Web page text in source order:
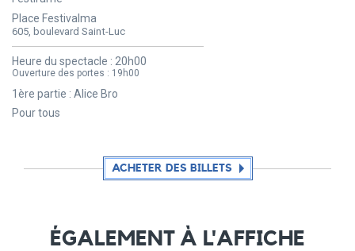
Place Festivalma
605, boulevard Saint-Luc
Heure du spectacle : 20h00
Ouverture des portes : 19h00
1ère partie : Alice Bro
Pour tous
ACHETER DES BILLETS
ÉGALEMENT À L'AFFICHE